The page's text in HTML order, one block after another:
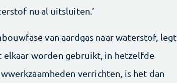
nu al uitsluiten.’
van aardgas naar waterstof, legt
worden gebruikt, in hetzelfde
verrichten, is het dan